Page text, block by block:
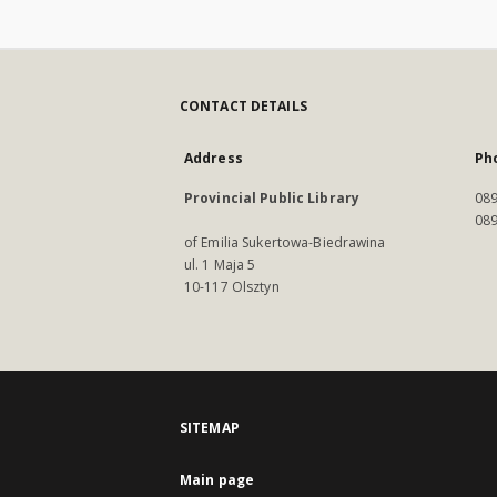
CONTACT DETAILS
Address
Provincial Public Library
of Emilia Sukertowa-Biedrawina
ul. 1 Maja 5
10-117 Olsztyn
SITEMAP
Main page